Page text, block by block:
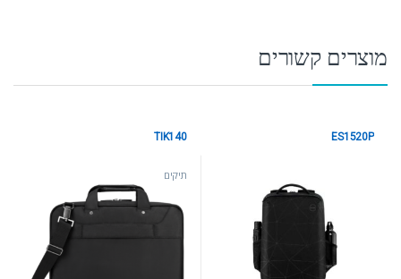
מוצרים קשורים
ES1520P
תיקים
TIK140